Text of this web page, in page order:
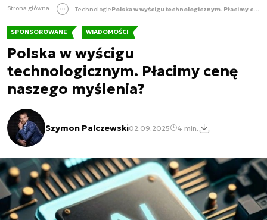
Strona główna Technologie Polska w wyścigu technologicznym. Płacimy cenę naszego myślenia?
SPONSOROWANE WIADOMOŚCI
Polska w wyścigu
technologicznym. Płacimy cenę
naszego myślenia?
Szymon Palczewski02.09.2025 4 min.